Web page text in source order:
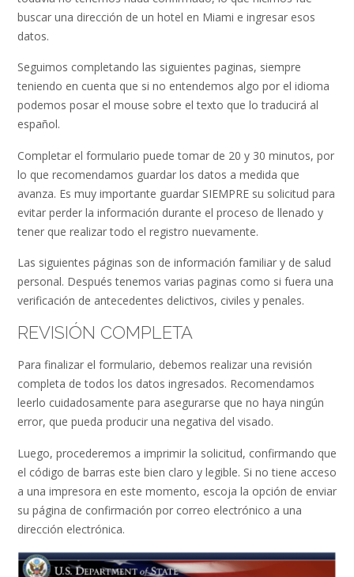
buscar una dirección de un hotel en Miami e ingresar esos
datos.
Seguimos completando las siguientes paginas, siempre
teniendo en cuenta que si no entendemos algo por el idioma
podemos posar el mouse sobre el texto que lo traducirá al
español.
Completar el formulario puede tomar de 20 y 30 minutos, por
lo que recomendamos guardar los datos a medida que
avanza. Es muy importante guardar SIEMPRE su solicitud para
evitar perder la información durante el proceso de llenado y
tener que realizar todo el registro nuevamente.
Las siguientes páginas son de información familiar y de salud
personal. Después tenemos varias paginas como si fuera una
verificación de antecedentes delictivos, civiles y penales.
REVISIÓN COMPLETA
Para finalizar el formulario, debemos realizar una revisión
completa de todos los datos ingresados. Recomendamos
leerlo cuidadosamente para asegurarse que no haya ningún
error, que pueda producir una negativa del visado.
Luego, procederemos a imprimir la solicitud, confirmando que
el código de barras este bien claro y legible. Si no tiene acceso
a una impresora en este momento, escoja la opción de enviar
su página de confirmación por correo electrónico a una
dirección electrónica.